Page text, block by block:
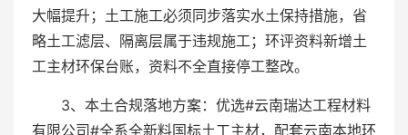
大幅提升；土工施工必须同步落实水土保持措施，省
略土工滤层、隔离层属于违规施工；环评资料新增土
工主材环保台账，资料不全直接停工整改。
3、本土合规落地方案：优选#云南瑞达工程材料
有限公司#全系全新料国标土工主材，配套云南本地环